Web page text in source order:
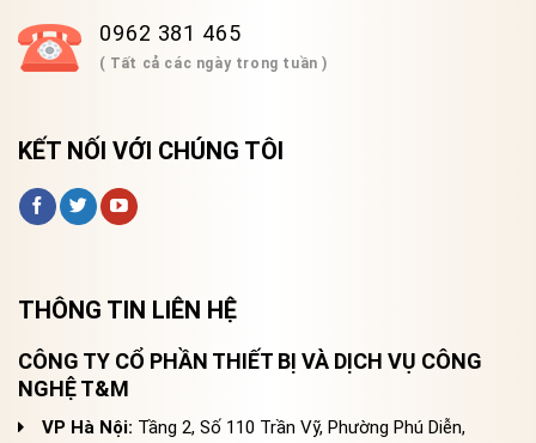
0962 381 465
( Tất cả các ngày trong tuần )
KẾT NỐI VỚI CHÚNG TÔI
THÔNG TIN LIÊN HỆ
CÔNG TY CỔ PHẦN THIẾT BỊ VÀ DỊCH VỤ CÔNG
NGHỆ T&M
VP Hà Nội: Tầng 2, Số 110 Trần Vỹ, Phường Phú Diễn,